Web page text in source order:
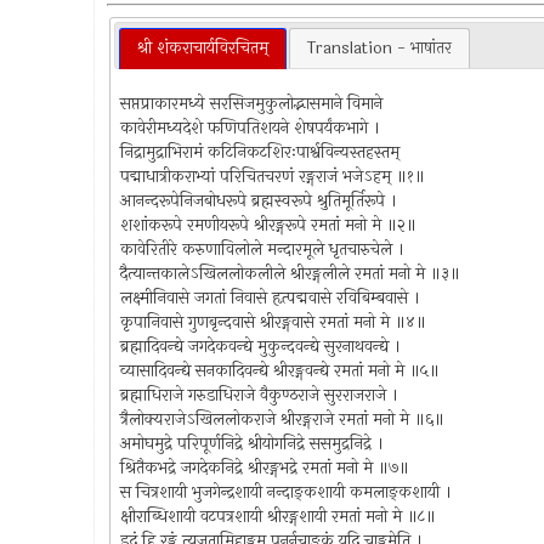
श्री शंकराचार्यविरचितम् Translation - भाषांतर
सप्तप्राकारमध्ये सरसिजमुकुलोद्भासमाने विमाने
कावेरीमध्यदेशे फणिपतिशयने शेषपर्यंकभागे ।
निद्रामुद्राभिरामं कटिनिकटशिरःपार्श्वविन्यस्तहस्तम्
पद्माधात्रीकराभ्यां परिचितचरणं रङ्गराजं भजेऽहम् ॥१॥
आनन्दरूपेनिजबोधरूपे ब्रह्मस्वरूपे श्रुतिमूर्तिरूपे ।
शशांकरूपे रमणीयरूपे श्रीरङ्गरूपे रमतां मनो मे ॥२॥
कावेरितीरे करुणाविलोले मन्दारमूले धृतचारुचेले ।
दैत्यान्तकालेऽखिललोकलीले श्रीरङ्गलीले रमतां मनो मे ॥३॥
लक्ष्मीनिवासे जगतां निवासे हृत्पद्मवासे रविबिम्बवासे ।
कृपानिवासे गुणबृन्दवासे श्रीरङ्गवासे रमतां मनो मे ॥४॥
ब्रह्मादिवन्द्ये जगदेकवन्द्ये मुकुन्दवन्द्ये सुरनाथवन्द्ये ।
व्यासादिवन्द्ये सनकादिवन्द्ये श्रीरङ्गवन्द्ये रमतां मनो मे ॥५॥
ब्रह्माधिराजे गरुडाधिराजे वैकुण्ठराजे सुरराजराजे ।
त्रैलोक्यराजेऽखिललोकराजे श्रीरङ्गराजे रमतां मनो मे ॥६॥
अमोघमुद्रे परिपूर्णनिद्रे श्रीयोगनिद्रे ससमुद्रनिद्रे ।
श्रितैकभद्रे जगदेकनिद्रे श्रीरङ्गभद्रे रमतां मनो मे ॥७॥
स चित्रशायी भुजगेन्द्रशायी नन्दाङ्कशायी कमलाङ्कशायी ।
क्षीराब्धिशायी वटपत्रशायी श्रीरङ्गशायी रमतां मनो मे ॥८॥